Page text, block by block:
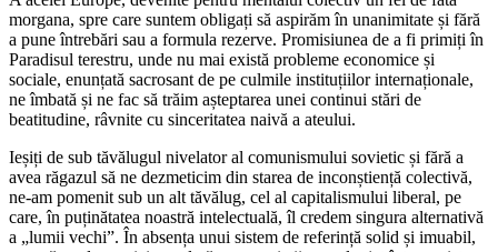
morgana, spre care suntem obligați să aspirăm în unanimitate și fără
a pune întrebări sau a formula rezerve. Promisiunea de a fi primiți în
Paradisul terestru, unde nu mai există probleme economice și
sociale, enunțată sacrosant de pe culmile instituțiilor internaționale,
ne îmbată și ne fac să trăim așteptarea unei continui stări de
beatitudine, râvnite cu sinceritatea naivă a ateului.
Ieșiți de sub tăvălugul nivelator al comunismului sovietic și fără a
avea răgazul să ne dezmeticim din starea de inconștiență colectivă,
ne-am pomenit sub un alt tăvălug, cel al capitalismului liberal, pe
care, în puținătatea noastră intelectuală, îl credem singura alternativă
a „lumii vechi”. În absența unui sistem de referință solid și imuabil,